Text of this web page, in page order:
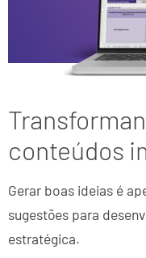
conteúdos
Gerar boas ideias é
sugestões para
estratégica.